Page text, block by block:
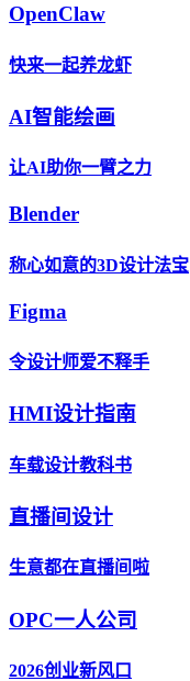
OpenClaw
快来一起养龙虾
AI智能绘画
让AI助你一臂之力
Blender
称心如意的3D设计法宝
Figma
令设计师爱不释手
HMI设计指南
车载设计教科书
直播间设计
生意都在直播间啦
OPC一人公司
2026创业新风口